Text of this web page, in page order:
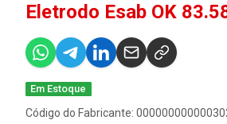
Eletrodo Esab OK
Em Estoque
Código do Fabricante: